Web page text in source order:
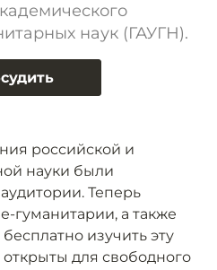
наук (ГАУГН).
российской и
науки были
Теперь
гуманитарии, а также
изучить эту
для свободного